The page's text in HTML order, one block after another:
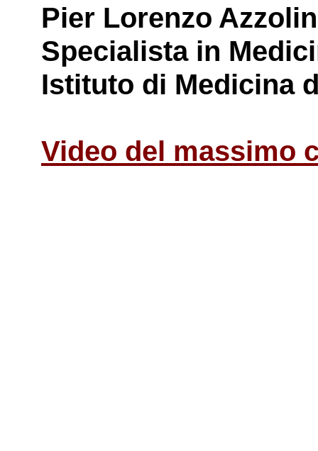
Pier Lorenzo
Specialista in
Istituto di Medicina
Video del massimo